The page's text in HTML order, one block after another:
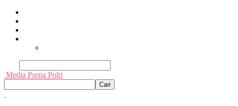
Media Purna Polri